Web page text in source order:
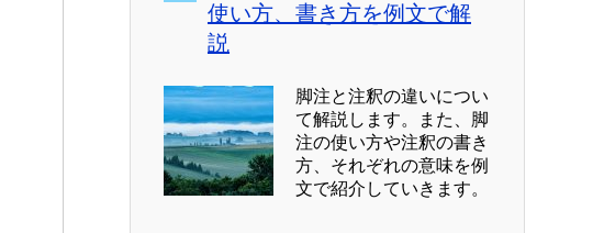
使い方、書き方を例文で解
説
脚注と注釈の違いについ
て解説します。また、脚
注の使い方や注釈の書き
方、それぞれの意味を例
文で紹介していきます。